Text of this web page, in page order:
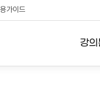
가이드
강